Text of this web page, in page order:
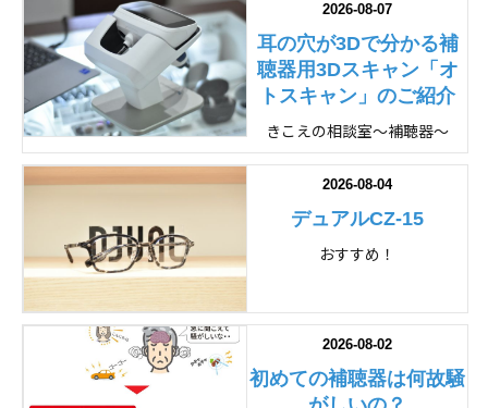
2026-08-07
耳の穴が3Dで分かる補
聴器用3Dスキャン「オ
トスキャン」のご紹介
きこえの相談室～補聴器～
2026-08-04
デュアルCZ-15
おすすめ！
2026-08-02
初めての補聴器は何故騒